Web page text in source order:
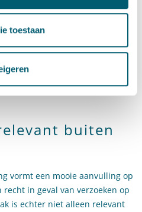
toestaan
dat de Wob-procedure
misbruik van recht. Ook
karakter van het misbruik.
misbruik van recht ten
aangenomen (zie o.a.
buiten
vormt een mooie aanvulling op
in geval van verzoeken op
is echter niet alleen relevant